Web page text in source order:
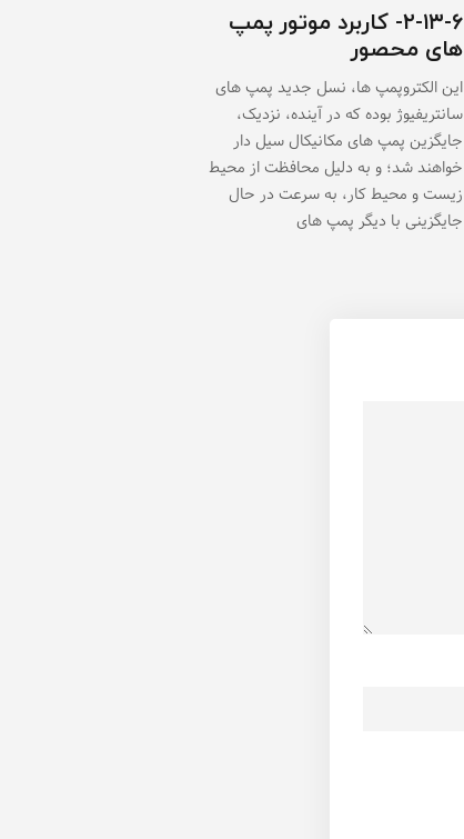
۲-۱۳-۶- کاربرد موتور پمپ
های محصور
این الکتروپمپ ها، نسل جدید پمپ های
سانتریفیوژ بوده که در آینده، نزدیک،
جایگزین پمپ های مکانیکال سیل دار
خواهند شد؛ و به دلیل محافظت از محیط
زیست و محیط کار، به سرعت در حال
جایگزینی با دیگر پمپ های